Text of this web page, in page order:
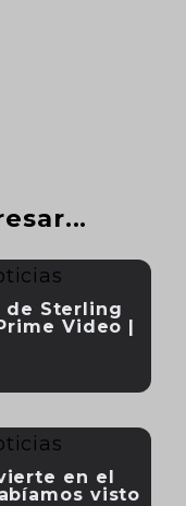
de Sterling
Video |
en el
visto